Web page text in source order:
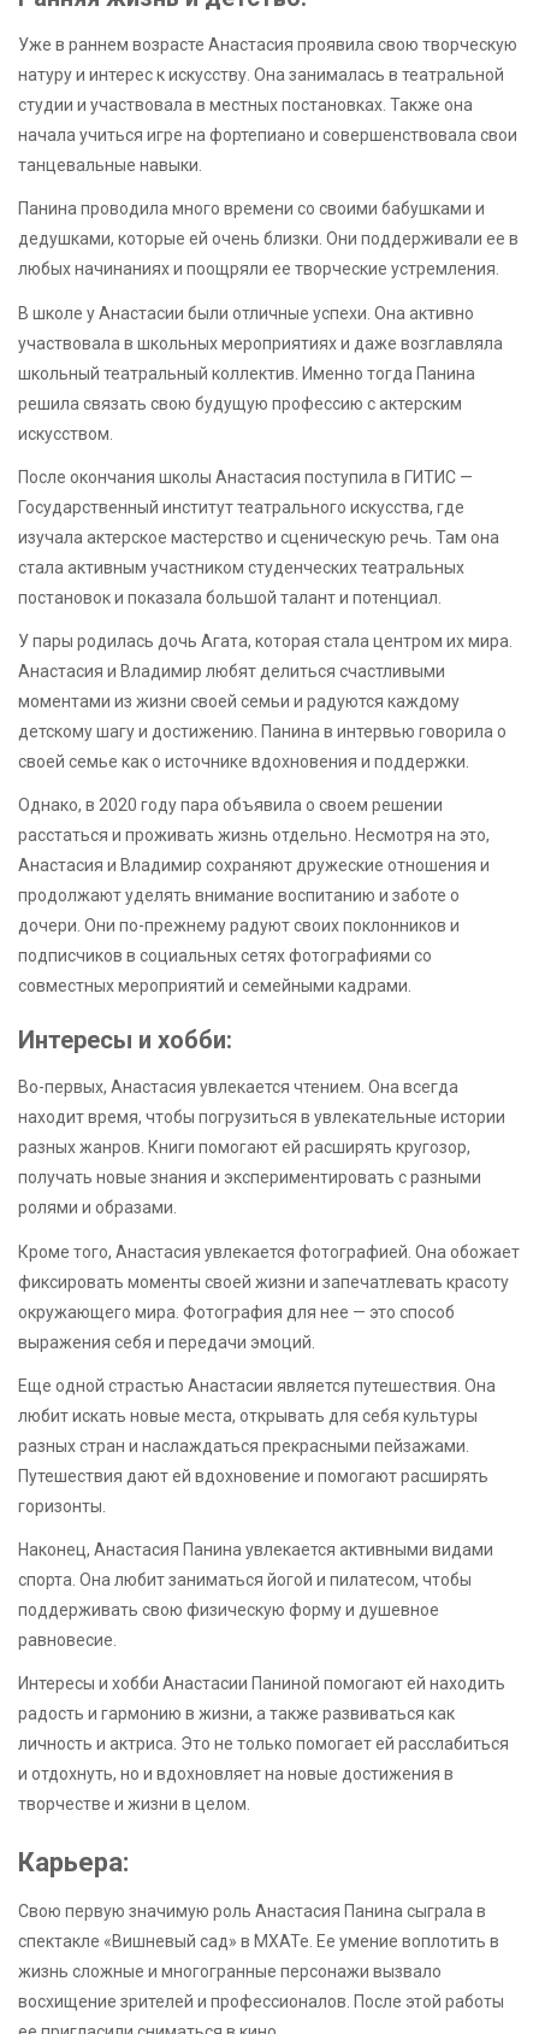
Уже в раннем возрасте Анастасия проявила свою творческую
натуру и интерес к искусству. Она занималась в театральной
студии и участвовала в местных постановках. Также она
начала учиться игре на фортепиано и совершенствовала свои
танцевальные навыки.
Панина проводила много времени со своими бабушками и
дедушками, которые ей очень близки. Они поддерживали ее в
любых начинаниях и поощряли ее творческие устремления.
В школе у Анастасии были отличные успехи. Она активно
участвовала в школьных мероприятиях и даже возглавляла
школьный театральный коллектив. Именно тогда Панина
решила связать свою будущую профессию с актерским
искусством.
После окончания школы Анастасия поступила в ГИТИС —
Государственный институт театрального искусства, где
изучала актерское мастерство и сценическую речь. Там она
стала активным участником студенческих театральных
постановок и показала большой талант и потенциал.
У пары родилась дочь Агата, которая стала центром их мира.
Анастасия и Владимир любят делиться счастливыми
моментами из жизни своей семьи и радуются каждому
детскому шагу и достижению. Панина в интервью говорила о
своей семье как о источнике вдохновения и поддержки.
Однако, в 2020 году пара объявила о своем решении
расстаться и проживать жизнь отдельно. Несмотря на это,
Анастасия и Владимир сохраняют дружеские отношения и
продолжают уделять внимание воспитанию и заботе о
дочери. Они по-прежнему радуют своих поклонников и
подписчиков в социальных сетях фотографиями со
совместных мероприятий и семейными кадрами.
Интересы и хобби:
Во-первых, Анастасия увлекается чтением. Она всегда
находит время, чтобы погрузиться в увлекательные истории
разных жанров. Книги помогают ей расширять кругозор,
получать новые знания и экспериментировать с разными
ролями и образами.
Кроме того, Анастасия увлекается фотографией. Она обожает
фиксировать моменты своей жизни и запечатлевать красоту
окружающего мира. Фотография для нее — это способ
выражения себя и передачи эмоций.
Еще одной страстью Анастасии является путешествия. Она
любит искать новые места, открывать для себя культуры
разных стран и наслаждаться прекрасными пейзажами.
Путешествия дают ей вдохновение и помогают расширять
горизонты.
Наконец, Анастасия Панина увлекается активными видами
спорта. Она любит заниматься йогой и пилатесом, чтобы
поддерживать свою физическую форму и душевное
равновесие.
Интересы и хобби Анастасии Паниной помогают ей находить
радость и гармонию в жизни, а также развиваться как
личность и актриса. Это не только помогает ей расслабиться
и отдохнуть, но и вдохновляет на новые достижения в
творчестве и жизни в целом.
Карьера:
Свою первую значимую роль Анастасия Панина сыграла в
спектакле «Вишневый сад» в МХАТе. Ее умение воплотить в
жизнь сложные и многогранные персонажи вызвало
восхищение зрителей и профессионалов. После этой работы